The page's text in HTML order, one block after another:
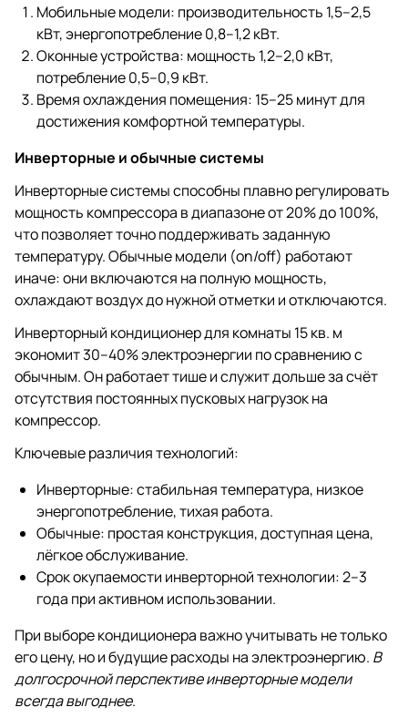
Мобильные модели: производительность 1,5–2,5
кВт, энергопотребление 0,8–1,2 кВт.
Оконные устройства: мощность 1,2–2,0 кВт,
потребление 0,5–0,9 кВт.
Время охлаждения помещения: 15–25 минут для
достижения комфортной температуры.
Инверторные и обычные системы
Инверторные системы способны плавно регулировать
мощность компрессора в диапазоне от 20% до 100%,
что позволяет точно поддерживать заданную
температуру. Обычные модели (on/off) работают
иначе: они включаются на полную мощность,
охлаждают воздух до нужной отметки и отключаются.
Инверторный кондиционер для комнаты 15 кв. м
экономит 30–40% электроэнергии по сравнению с
обычным. Он работает тише и служит дольше за счёт
отсутствия постоянных пусковых нагрузок на
компрессор.
Ключевые различия технологий:
Инверторные: стабильная температура, низкое
энергопотребление, тихая работа.
Обычные: простая конструкция, доступная цена,
лёгкое обслуживание.
Срок окупаемости инверторной технологии: 2–3
года при активном использовании.
При выборе кондиционера важно учитывать не только
его цену, но и будущие расходы на электроэнергию. В
долгосрочной перспективе инверторные модели
всегда выгоднее.